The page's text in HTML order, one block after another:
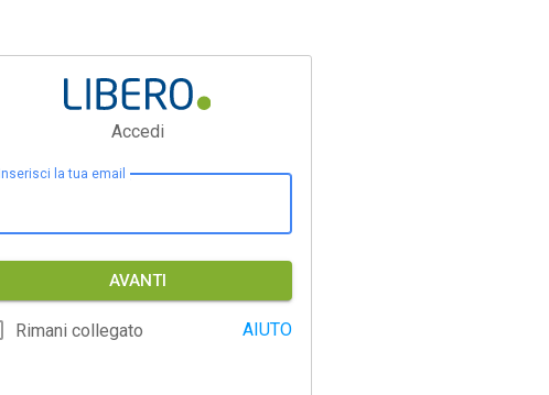
Accedi
Inserisci la tua email
AVANTI
Rimani collegato AIUTO